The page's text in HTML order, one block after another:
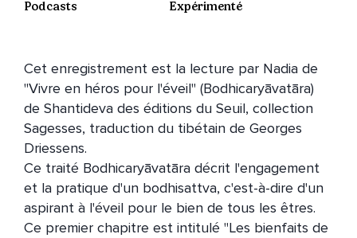
Podcasts
Expérimenté
Cet enregistrement est la lecture par Nadia de
"Vivre en héros pour l'éveil" (Bodhicaryāvatāra)
de Shantideva des éditions du Seuil, collection
Sagesses, traduction du tibétain de Georges
Driessens.
Ce traité Bodhicaryāvatāra décrit l'engagement
et la pratique d'un bodhisattva, c'est-à-dire d'un
aspirant à l'éveil pour le bien de tous les êtres.
Ce premier chapitre est intitulé "Les bienfaits de